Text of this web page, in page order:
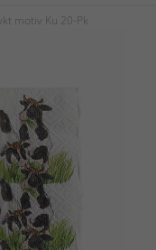
motiv Ku 20-Pk